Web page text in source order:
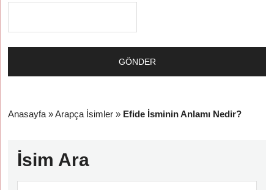
Anasayfa »Arapça İsimler » Efide İsminin Anlamı Nedir?
İsim Ara